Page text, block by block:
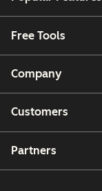
Free Tools
Company
Customers
Partners